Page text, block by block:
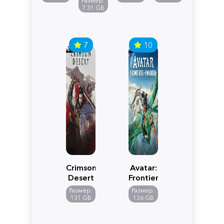
Edition
7.31 GB
7
Crimson
Desert
Размер:
131 GB
10
Avatar:
Frontiers
of
Pandora
Размер:
136 GB